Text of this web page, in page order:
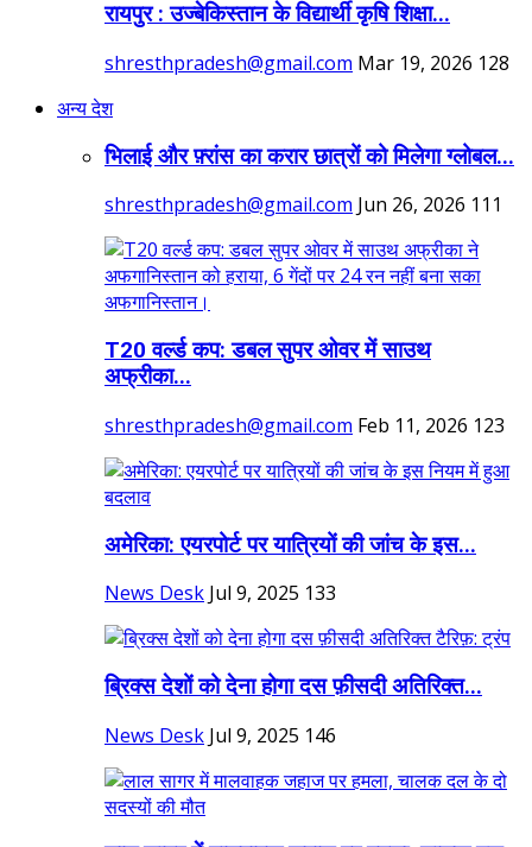
रायपुर : उज्बेकिस्तान के विद्यार्थी कृषि शिक्षा...
shresthpradesh@gmail.com Mar 19, 2026 128
अन्य देश
भिलाई और फ़्रांस का करार छात्रों को मिलेगा ग्लोबल...
shresthpradesh@gmail.com Jun 26, 2026 111
T20 वर्ल्ड कप: डबल सुपर ओवर में साउथ
अफ्रीका...
shresthpradesh@gmail.com Feb 11, 2026 123
अमेरिका: एयरपोर्ट पर यात्रियों की जांच के इस...
News Desk Jul 9, 2025 133
ब्रिक्स देशों को देना होगा दस फ़ीसदी अतिरिक्त...
News Desk Jul 9, 2025 146